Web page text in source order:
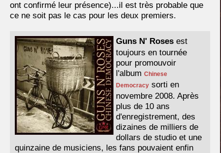
ont confirmé leur présence)...il est très probable que
ce ne soit pas le cas pour les deux premiers.
Guns N' Roses est
toujours en tournée
pour promouvoir
l'album Chinese
Democracy sorti en
novembre 2008. Après
plus de 10 ans
d'enregistrement, des
dizaines de milliers de
dollars de studio et une
quinzaine de musiciens, les fans pouvaient enfin